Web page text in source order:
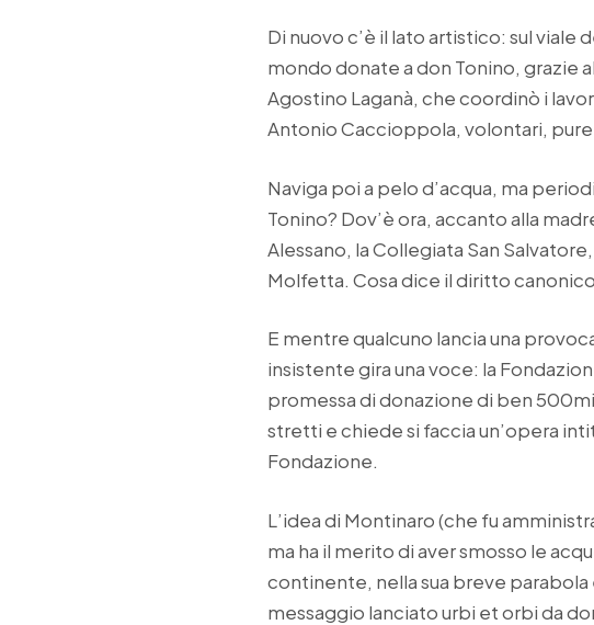
Di nuovo c’è il lato artistico: sul
mondo donate a don Tonino, grazie
Agostino Laganà, che coordinò i
Antonio Caccioppola, volontari, pure
Naviga poi a pelo d’acqua, ma
Tonino? Dov’è ora, accanto alla
Alessano, la Collegiata San
Molfetta. Cosa dice il diritto
E mentre qualcuno lancia una
insistente gira una voce: la
promessa di donazione di ben
stretti e chiede si faccia un’opera
Fondazione.
L’idea di Montinaro (che fu
ma ha il merito di aver smosso le
continente, nella sua breve
messaggio lanciato urbi et orbi da